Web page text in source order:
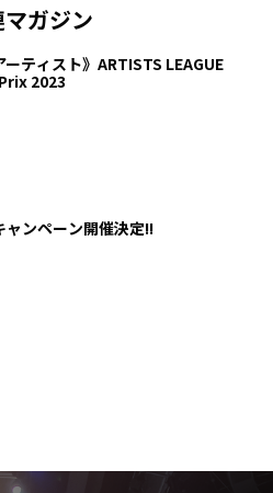
ガジン
ーティスト》ARTISTS LEAGUE
2023
ャンペーン開催決定!!